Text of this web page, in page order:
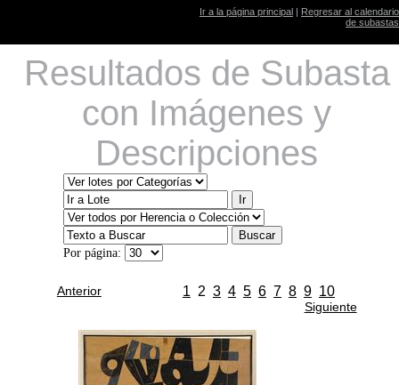
Ir a la página principal | Regresar al calendario
de subastas
Resultados de Subasta
con Imágenes y
Descripciones
Por página:
Anterior 1 2 3 4 5 6 7 8 9 10
Siguiente